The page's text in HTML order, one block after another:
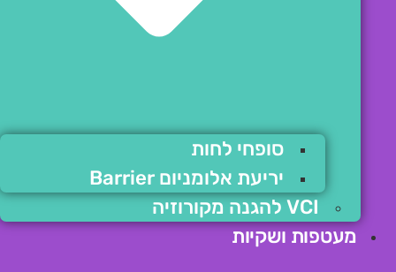
סופחי לחות
יריעת אלומניום Barrier
VCI להגנה מקורוזיה
מעטפות ושקיות